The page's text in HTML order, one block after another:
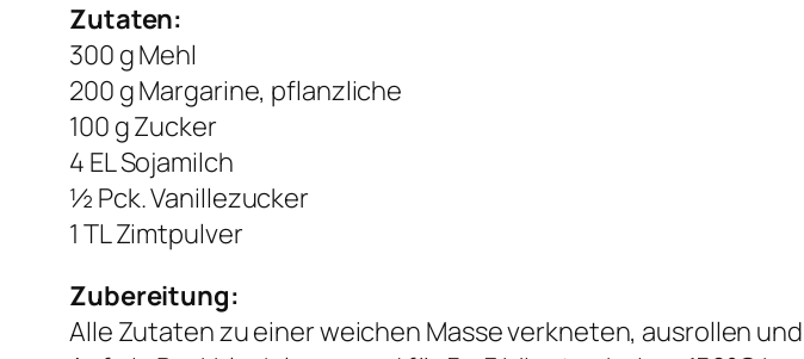
Zutaten:
300 g Mehl
200 g Margarine, pflanzliche
100 g Zucker
4 EL Sojamilch
½ Pck. Vanillezucker
1 TL Zimtpulver
Zubereitung:
Alle Zutaten zu einer weichen Masse verkneten, ausrollen